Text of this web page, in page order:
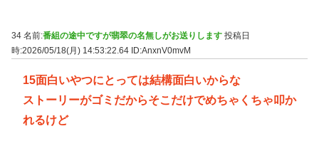
34 名前:番組の途中ですが翡翠の名無しがお送りします 投稿日
時:2026/05/18(月) 14:53:22.64 ID:AnxnV0mvM
15面白いやつにとっては結構面白いからな
ストーリーがゴミだからそこだけでめちゃくちゃ叩か
れるけど